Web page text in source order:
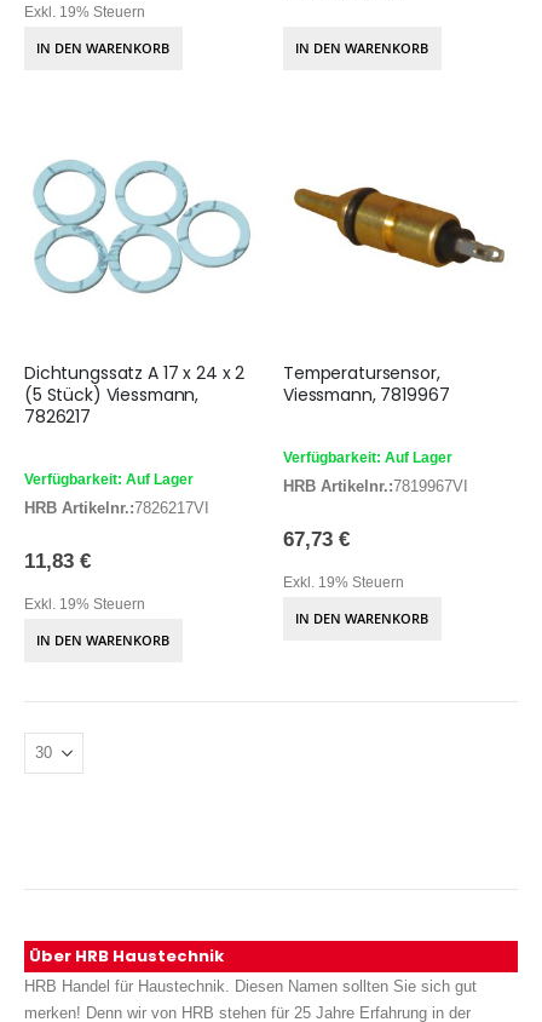
Exkl. 19% Steuern
IN DEN WARENKORB IN DEN WARENKORB
Dichtungssatz A 17 x 24 x 2
(5 Stück) Viessmann,
7826217
Verfügbarkeit: Auf Lager
HRB Artikelnr.:7826217VI
11,83 €
Exkl. 19% Steuern
IN DEN WARENKORB
Temperatursensor,
Viessmann, 7819967
Verfügbarkeit: Auf Lager
HRB Artikelnr.:7819967VI
67,73 €
Exkl. 19% Steuern
IN DEN WARENKORB
Über HRB Haustechnik
HRB Handel für Haustechnik. Diesen Namen sollten Sie sich gut
merken! Denn wir von HRB stehen für 25 Jahre Erfahrung in der